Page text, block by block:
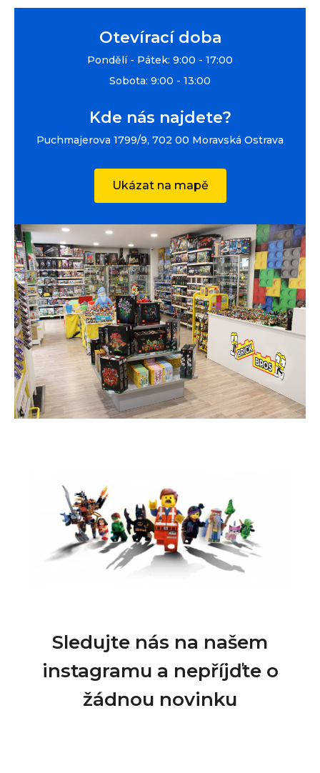
Otevírací doba
Pondělí - Pátek: 9:00 - 17:00
Sobota: 9:00 - 13:00
Kde nás najdete?
Puchmajerova 1799/9, 702 00 Moravská Ostrava
Ukázat na mapě
Sledujte nás na našem
instagramu a nepříjďte o
žádnou novinku